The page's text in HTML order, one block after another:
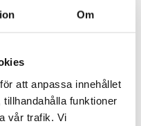
Om
att anpassa innehållet
funktioner
vår trafik. Vi